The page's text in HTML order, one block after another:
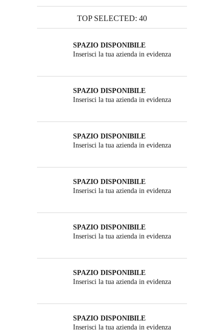
TOP SELECTED: 40
SPAZIO DISPONIBILE
Inserisci la tua azienda in evidenza
SPAZIO DISPONIBILE
Inserisci la tua azienda in evidenza
SPAZIO DISPONIBILE
Inserisci la tua azienda in evidenza
SPAZIO DISPONIBILE
Inserisci la tua azienda in evidenza
SPAZIO DISPONIBILE
Inserisci la tua azienda in evidenza
SPAZIO DISPONIBILE
Inserisci la tua azienda in evidenza
SPAZIO DISPONIBILE
Inserisci la tua azienda in evidenza